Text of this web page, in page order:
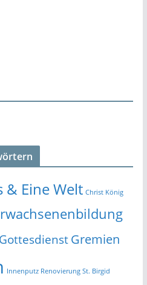
& Eine Welt Christ König
GottesdienstGremien
Innenputz Renovierung St. Birgid